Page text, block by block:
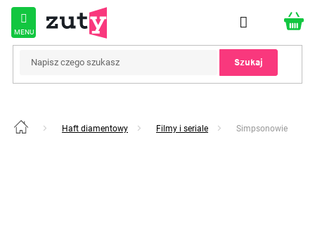
Przejść
treści
Szukaj
Home Haft diamentowy Filmy i seriale Simpsonowie